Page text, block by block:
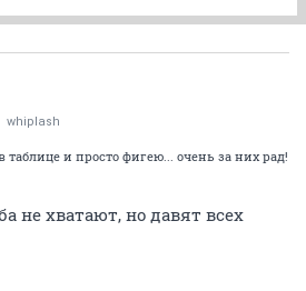
whiplash
таблице и просто фигею... очень за них рад!
не хватают, но давят всех